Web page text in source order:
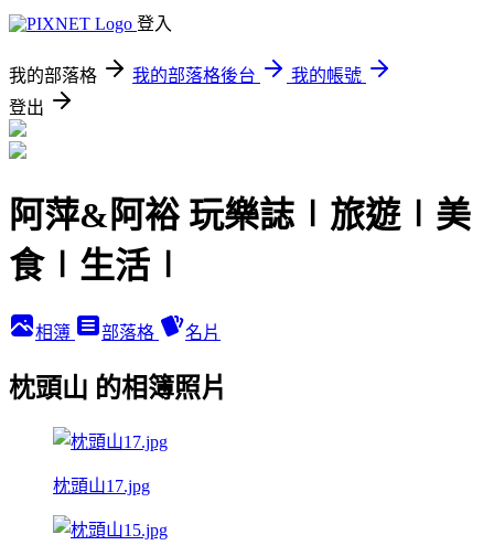
登入
我的部落格 我的部落格後台
我的帳號
登出
阿萍&阿裕 玩樂誌∣旅遊∣美
食∣生活∣
相簿 部落格 名片
枕頭山 的相簿照片
枕頭山17.jpg